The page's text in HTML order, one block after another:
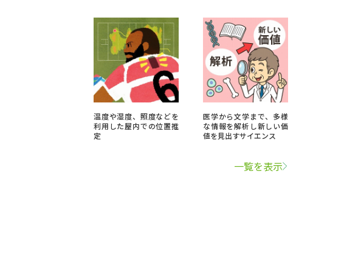
温度や湿度、照度などを
利用した屋内での位置推
定
医学から文学まで、多様
な情報を解析し新しい価
値を見出すサイエンス
一覧を表示